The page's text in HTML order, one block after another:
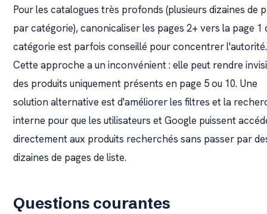
Pour les catalogues très profonds (plusieurs dizaines de
par catégorie), canonicaliser les pages 2+ vers la page 1
catégorie est parfois conseillé pour concentrer l'autorité.
Cette approche a un inconvénient : elle peut rendre
des produits uniquement présents en page 5 ou 10. Une
solution alternative est d'améliorer les filtres et la
interne pour que les utilisateurs et Google puissent
directement aux produits recherchés sans passer par
dizaines de pages de liste.
Questions courantes